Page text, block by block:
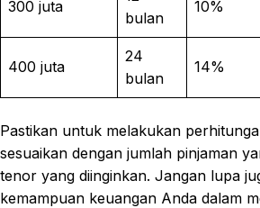
300 juta
bulan
10%
400 juta
24
bulan
14%
Pastikan untuk melakukan
sesuaikan dengan jumlah pinjaman
tenor yang diinginkan. Jangan lupa
kemampuan keuangan Anda dalam